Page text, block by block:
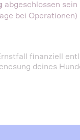
abgeschlossen sein
bei
finanziell
deines